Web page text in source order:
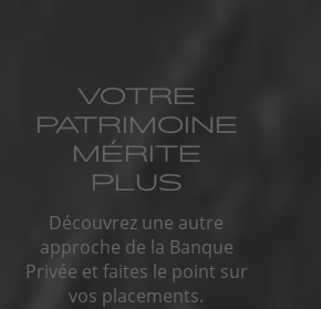
VOTRE
PATRIMOINE
MÉRITE
PLUS
Découvrez une autre
approche de la Banque
Privée et faites le point sur
vos placements.